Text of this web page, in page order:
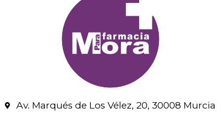
Av. Marqués de Los Vélez, 20, 30008 Murcia